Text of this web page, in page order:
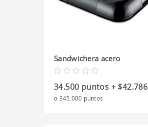
Sandwichera acero
34.500 puntos + $42.786
o 345.000 puntos